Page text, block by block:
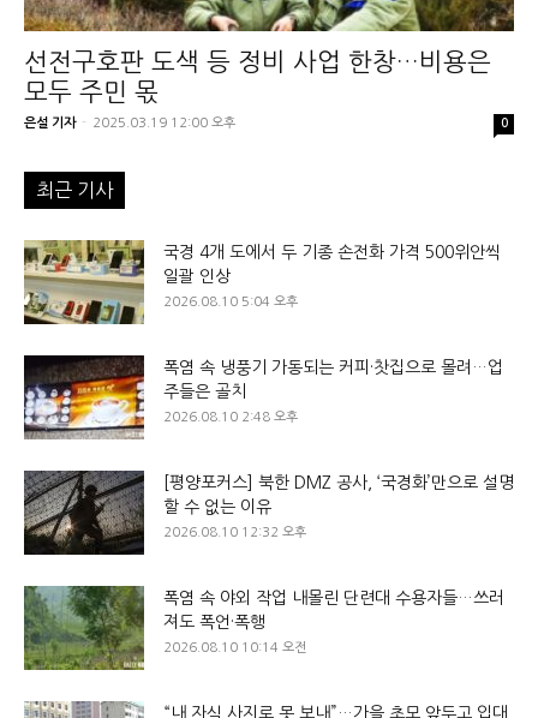
선전구호판 도색 등 정비 사업 한창…비용은
모두 주민 몫
은설 기자 - 2025.03.19 12:00 오후 0
최근 기사
국경 4개 도에서 두 기종 손전화 가격 500위안씩
일괄 인상
2026.08.10 5:04 오후
폭염 속 냉풍기 가동되는 커피·찻집으로 몰려…업
주들은 골치
2026.08.10 2:48 오후
[평양포커스] 북한 DMZ 공사, ‘국경화’만으로 설명
할 수 없는 이유
2026.08.10 12:32 오후
폭염 속 야외 작업 내몰린 단련대 수용자들…쓰러
져도 폭언·폭행
2026.08.10 10:14 오전
“내 자식 사지로 못 보내”…가을 초모 앞두고 입대